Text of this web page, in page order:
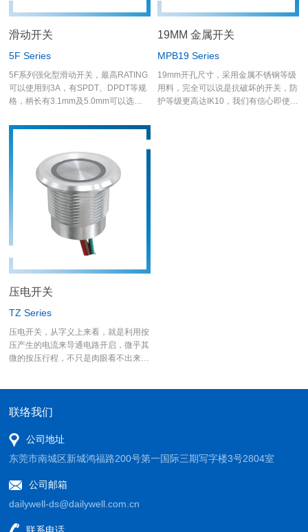
滑动开关
5F Series
5F系列强化型滑动开关，最高RATING
可以使用到3A，有SPDT、DPDT等规
格，柄长有3.1mm及5.0mm可以选择
弯脚及SMT脚，应用面相当广泛，举凡
19MM 金属开关
MPB19 Series
19mm开孔尺寸，采用金属不锈钢等级
用料，完全可以说是抗破坏的开关，防
护等级更高达IK10，我们有信心即使机
压电开关
TZ Series
压电开关，从字义上来看，就是利用按
压产生的电流来导通电路开启，微乎其
微的按压行程，不只是肉眼看不出来，
的指针微微增加，若选用的是不带LED
源，德利威压电金属开关本身在按压
时，就会产品讯息电流。 应用面上更
是能够在水下使用、潜水设备上更是适
响使用，在极地或是恶劣环境，畅行无
阻。
联络我们
公司地址
东莞市南城区新城鸿福路200号第一国际三期写字楼3号2804室
公司邮箱
dailywell-ds@dailywell.com.cn
联系电话